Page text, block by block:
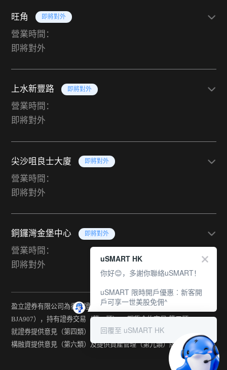
旺角 即將對外
營業時間：
即將對外
上水新豐路 即將對外
營業時間：
即將對外
尖沙咀良士大廈 即將對外
營業時間：
即將對外
銅鑼灣金堡中心 即將對外
營業時間：
即將對外
盈立證券有限公司為香港證監會持牌法團（中央編號：
BJA907），持有證券交易（第一類） 、期貨合約交易(第二類) 、
就證券提供意見（第四類） 、就期貨合約提供意見(第五類) 、就機
構融資提供意見（第六類）及提供資產管理（第九類）牌照。
uSMART HK
你好😊，多謝你聯絡uSMART！
uSMART 限時開戶優惠︰新客開
戶可享一世美股免佣^
回覆至 uSMART HK